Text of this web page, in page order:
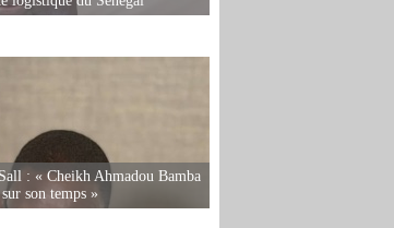
: « Cheikh Ahmadou Bamba
son temps »